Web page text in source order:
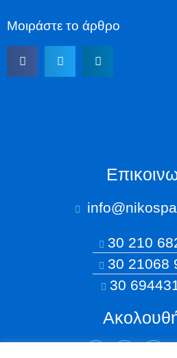
Μοιράστε το άρθρο
30 210
30 21068
30